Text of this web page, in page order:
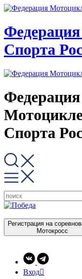
Спорта
Федерация
Спорта
Регистрация на
Мотокросс
Вход